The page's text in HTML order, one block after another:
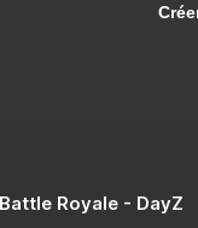
Royale - DayZ